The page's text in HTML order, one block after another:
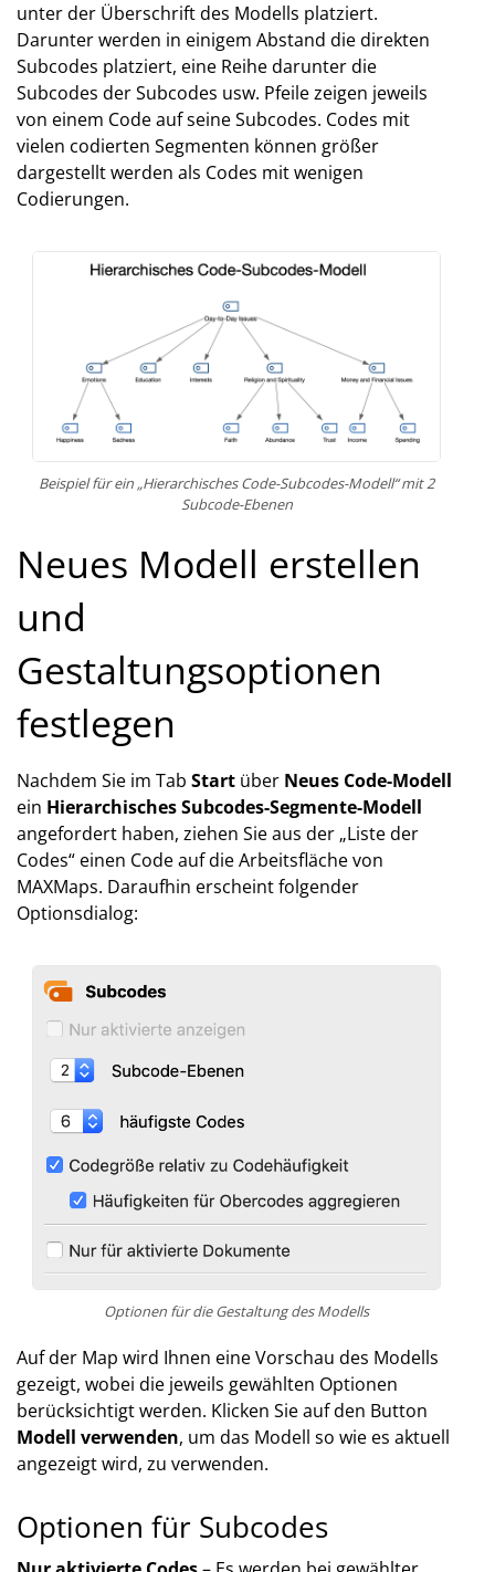
unter der Überschrift des Modells platziert.
Darunter werden in einigem Abstand die direkten
Subcodes platziert, eine Reihe darunter die
Subcodes der Subcodes usw. Pfeile zeigen jeweils
von einem Code auf seine Subcodes. Codes mit
vielen codierten Segmenten können größer
dargestellt werden als Codes mit wenigen
Codierungen.
Beispiel für ein „Hierarchisches Code-Subcodes-Modell“ mit 2
Subcode-Ebenen
Neues Modell erstellen
und
Gestaltungsoptionen
festlegen
Nachdem Sie im Tab Start über Neues Code-Modell
ein Hierarchisches Subcodes-Segmente-Modell
angefordert haben, ziehen Sie aus der „Liste der
Codes“ einen Code auf die Arbeitsfläche von
MAXMaps. Daraufhin erscheint folgender
Optionsdialog:
Optionen für die Gestaltung des Modells
Auf der Map wird Ihnen eine Vorschau des Modells
gezeigt, wobei die jeweils gewählten Optionen
berücksichtigt werden. Klicken Sie auf den Button
Modell verwenden, um das Modell so wie es aktuell
angezeigt wird, zu verwenden.
Optionen für Subcodes